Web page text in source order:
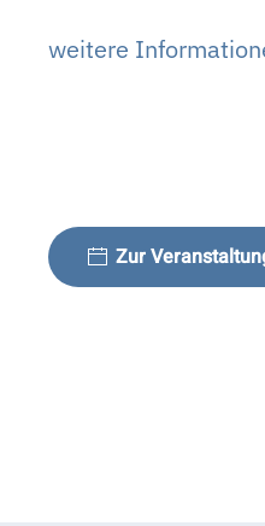
weitere
Zur